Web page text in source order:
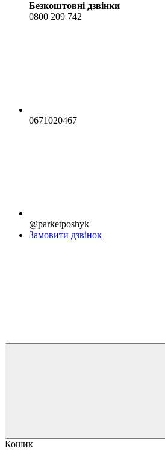
Безкоштовні дзвінки
0800 209 742
0671020467
@parketposhyk
Замовити дзвінок
Кошик